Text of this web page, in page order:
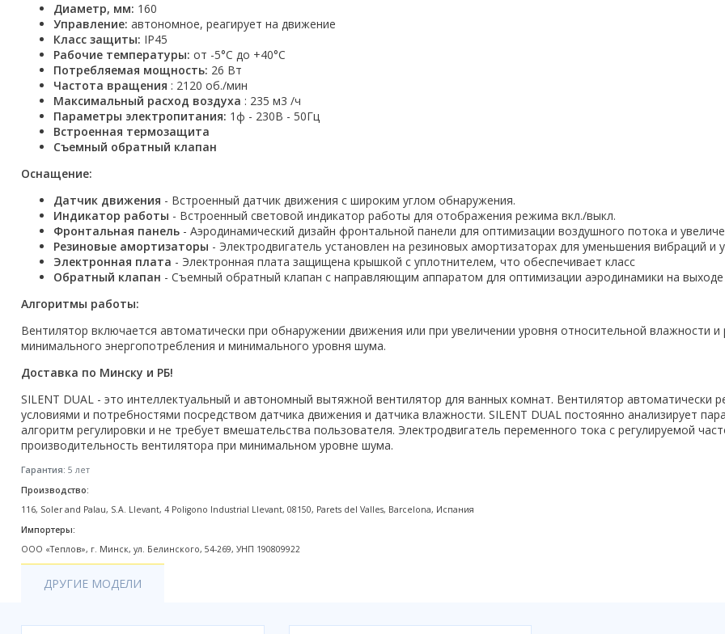
Аксессуары для ванной
Сифоны и донные клапаны
Люки
Дом и сад
Акции
Диаметр, мм: 160
Управление: автономное, реагирует на движение
Класс защиты: IP45
Рабочие температуры: от -5°С до +40°С
Потребляемая мощность: 26 Вт
Частота вращения : 2120 об./мин
Максимальный расход воздуха : 235 м3 /ч
Параметры электропитания: 1ф - 230В - 50Гц
Встроенная термозащита
Съемный обратный клапан
Оснащение:
Датчик движения - Встроенный датчик движения с широким углом обнаружения.
Индикатор работы - Встроенный световой индикатор работы для отображения режима вкл./выкл.
Фронтальная панель - Аэродинамический дизайн фронтальной панели для оптимизации воздушного потока и
Резиновые амортизаторы - Электродвигатель установлен на резиновых амортизаторах для уменьшения вибраций и
Электронная плата - Электронная плата защищена крышкой с уплотнителем, что обеспечивает класс
Обратный клапан - Съемный обратный клапан с направляющим аппаратом для оптимизации аэродинамики на выходе
Алгоритмы работы:
Вентилятор включается автоматически при обнаружении движения или при увеличении уровня относительной влажности
минимального энергопотребления и минимального уровня шума.
Доставка по Минску и РБ!
SILENT DUAL - это интеллектуальный и автономный вытяжной вентилятор для ванных комнат. Вентилятор автоматически
условиями и потребностями посредством датчика движения и датчика влажности. SILENT DUAL постоянно анализирует
алгоритм регулировки и не требует вмешательства пользователя. Электродвигатель переменного тока с регулируемой
производительность вентилятора при минимальном уровне шума.
Гарантия: 5 лет
Производство:
116, Soler and Palau, S.A. Llevant, 4 Poligono Industrial Llevant, 08150, Parets del Valles, Barcelona, Испания
Импортеры:
ООО «Теплов», г. Минск, ул. Белинского, 54-269, УНП 190809922
ДРУГИЕ МОДЕЛИ